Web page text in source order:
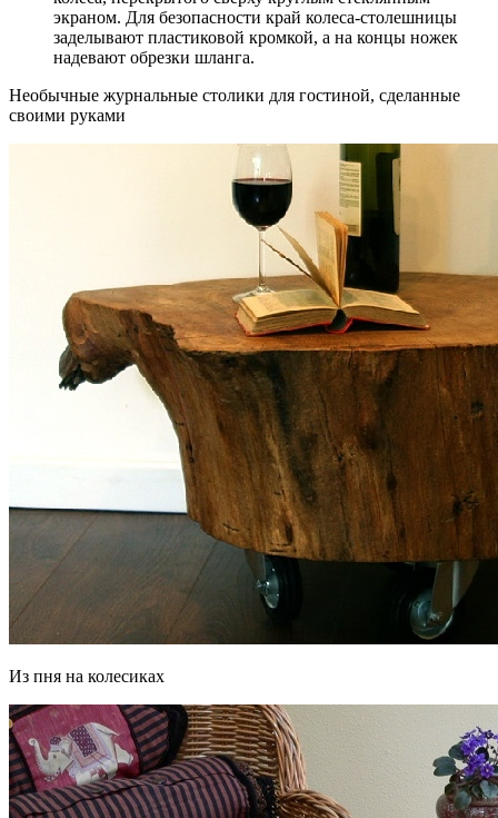
экраном. Для безопасности край колеса-столешницы
заделывают пластиковой кромкой, а на концы ножек
надевают обрезки шланга.
Необычные журнальные столики для гостиной, сделанные
своими руками
Из пня на колесиках